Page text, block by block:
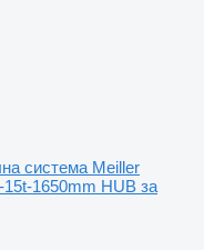
система Meiller
1650mm HUB за